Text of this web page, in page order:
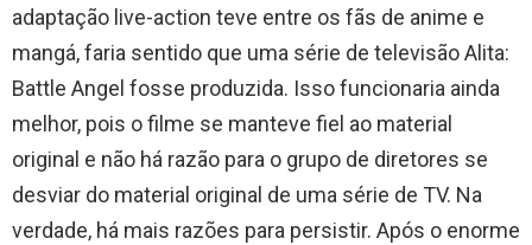
adaptação live-action teve entre os fãs de anime e
mangá, faria sentido que uma série de televisão Alita:
Battle Angel fosse produzida. Isso funcionaria ainda
melhor, pois o filme se manteve fiel ao material
original e não há razão para o grupo de diretores se
desviar do material original de uma série de TV. Na
verdade, há mais razões para persistir. Após o enorme